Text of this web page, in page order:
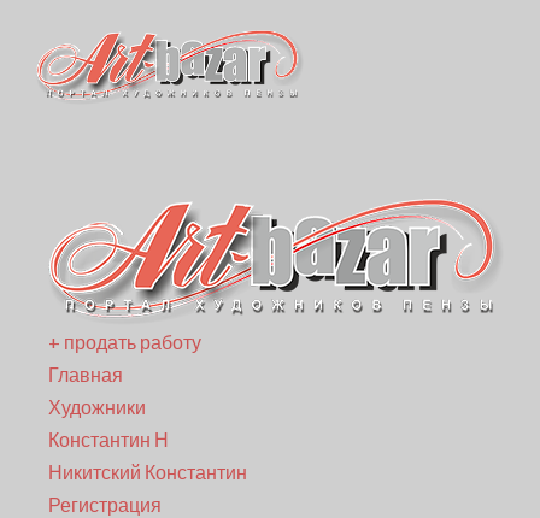
+ продать работу
Главная
Художники
Константин Н
Никитский Константин
Регистрация